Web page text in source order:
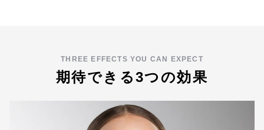
THREE EFFECTS YOU CAN EXPECT
期待できる3つの効果